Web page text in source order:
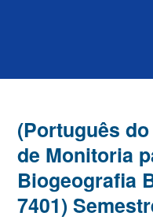
(Português
de Monitoria
Biogeografia
7401)